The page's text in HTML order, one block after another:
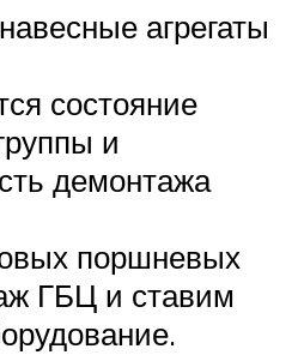
агрегаты
состояние
и
демонтажа
поршневых
ГБЦ и ставим